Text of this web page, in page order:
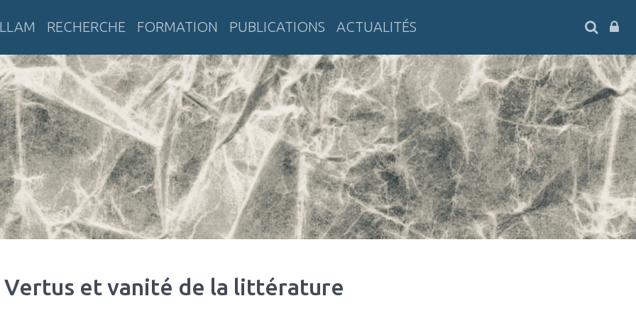
anciennes et modernes
RECHERCHE FORMATION PUBLICATIONS ACTUALITÉS
Vertus et vanité de la littérature